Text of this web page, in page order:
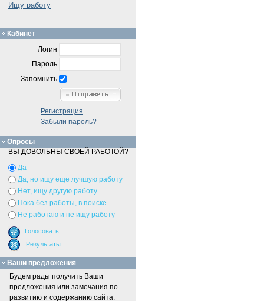
Ищу работу
Кабинет
Логин
Пароль
Запомнить
Регистрация
Забыли пароль?
Опросы
ВЫ ДОВОЛЬНЫ СВОЕЙ РАБОТОЙ?
Да
Да, но ищу еще лучшую работу
Нет, ищу другую работу
Пока без работы, в поиске
Не работаю и не ищу работу
Ваши предложения
Будем рады получить Ваши
предложения или замечания по
развитию и содержанию сайта.